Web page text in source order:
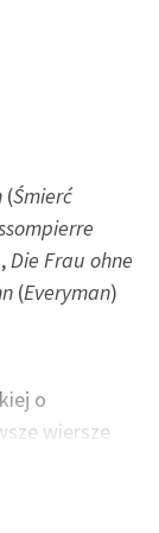
(Śmierć
Die Frau ohne
(Everyman)
o
wiersze
w